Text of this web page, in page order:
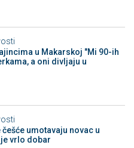
u Makarskoj "Mi 90-ih
a oni divljaju u
umotavaju novac u
vrlo dobar